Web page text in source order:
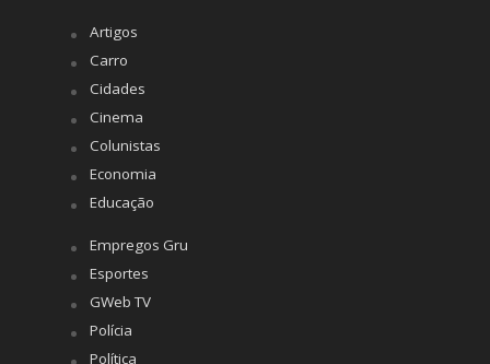
Artigos
Carro
Cidades
Cinema
Colunistas
Economia
Educação
Empregos Gru
Esportes
GWeb TV
Polícia
Política